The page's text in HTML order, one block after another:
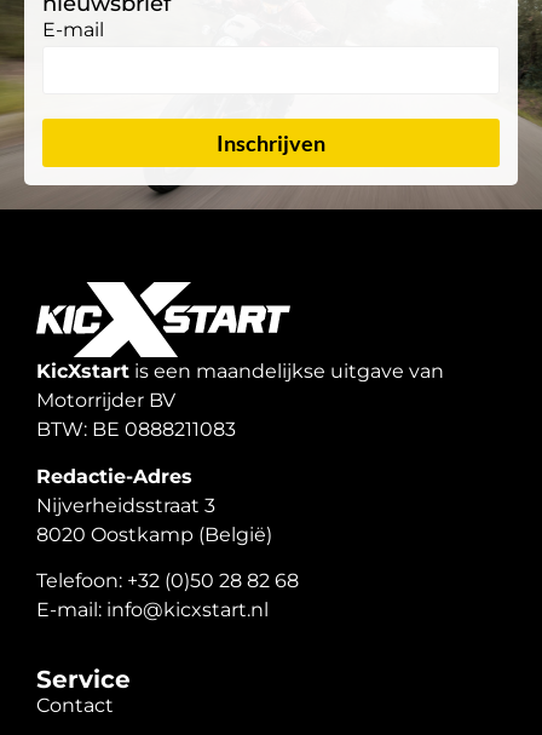
E-mail
Inschrijven
KicXstart is een maandelijkse uitgave van
Motorrijder BV
BTW: BE 0888211083
Redactie-Adres
Nijverheidsstraat 3
8020 Oostkamp (België)
Telefoon: +32 (0)50 28 82 68
E-mail: info@kicxstart.nl
Service
Contact